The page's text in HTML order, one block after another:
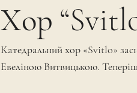
Хор
Катедральний хор «Svitlo»
Евеліною Витвицькою.